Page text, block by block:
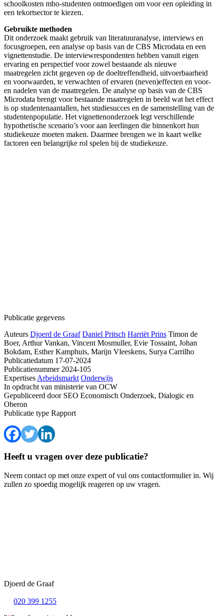
schoolkosten mbo-studenten ontmoedigen om voor een opleiding in
een tekortsector te kiezen.
Gebruikte methoden
Dit onderzoek maakt gebruik van literatuuranalyse, interviews en
focusgroepen, een analyse op basis van de CBS Microdata en een
vignettenstudie. De interviewrespondenten hebben vanuit eigen
ervaring en perspectief voor zowel bestaande als nieuwe
maatregelen zicht gegeven op de doeltreffendheid, uitvoerbaarheid
en voorwaarden, te verwachten of ervaren (neven)effecten en voor-
en nadelen van de maatregelen. De analyse op basis van de CBS
Microdata brengt voor bestaande maatregelen in beeld wat het effect
is op studentenaantallen, het studiesucces en de samenstelling van de
studentenpopulatie. Het vignettenonderzoek legt verschillende
hypothetische scenario’s voor aan leerlingen die binnenkort hun
studiekeuze moeten maken. Daarmee brengen we in kaart welke
factoren een belangrijke rol spelen bij de studiekeuze.
Publicatie gegevens
Auteurs Djoerd de Graaf Daniel Pritsch Harriët Prins Timon de
Boer, Arthur Vankan, Vincent Mosmuller, Evie Tossaint, Johan
Bokdam, Esther Kamphuis, Marijn Vleeskens, Surya Carrilho
Publicatiedatum 17-07-2024
Publicatienummer2024-105
Expertises Arbeidsmarkt Onderwijs
In opdracht van ministerie van OCW
Gepubliceerd doorSEO Economisch Onderzoek, Dialogic en
Oberon
Publicatie type Rapport
Heeft u vragen over deze publicatie?
Neem contact op met onze expert of vul ons contactformulier in. Wij
zullen zo spoedig mogelijk reageren op uw vragen.
Djoerd de Graaf
020 399 1255